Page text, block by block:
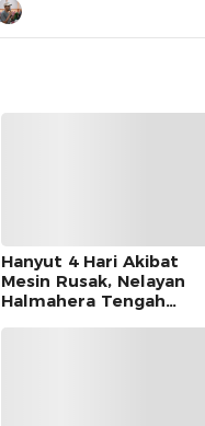
Hanyut 4 Hari Akibat
Mesin Rusak, Nelayan
Halmahera Tengah